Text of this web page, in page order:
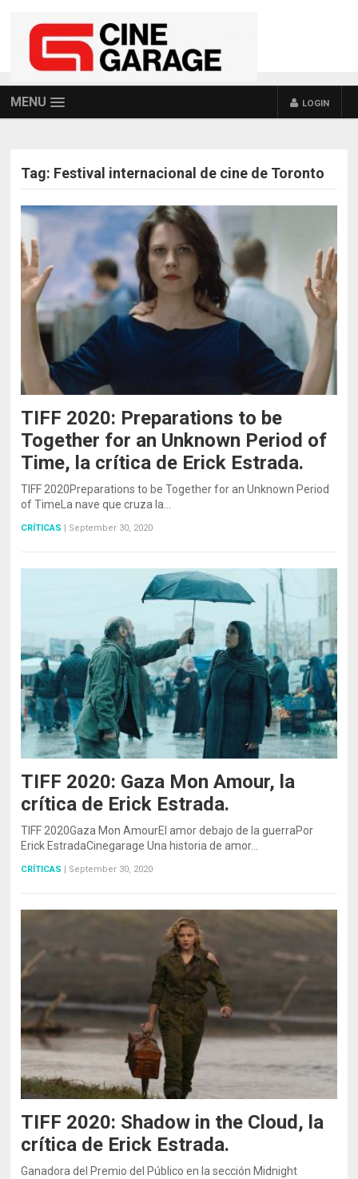
MENU LOGIN
Tag: Festival internacional de cine de Toronto
TIFF 2020: Preparations to be
Together for an Unknown Period of
Time, la crítica de Erick Estrada.
TIFF 2020Preparations to be Together for an Unknown Period
of TimeLa nave que cruza la…
CRÍTICAS September 30, 2020
TIFF 2020: Gaza Mon Amour, la
crítica de Erick Estrada.
TIFF 2020Gaza Mon AmourEl amor debajo de la guerraPor
Erick EstradaCinegarage Una historia de amor…
CRÍTICAS | September 30, 2020
TIFF 2020: Shadow in the Cloud, la
crítica de Erick Estrada.
Ganadora del Premio del Público en la sección Midnight
POSTS NAVIGATION